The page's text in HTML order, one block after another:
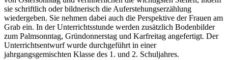
sie schriftlich oder bildnerisch die Auferstehungserzählung
wiedergeben. Sie nehmen dabei auch die Perspektive der Frauen am
Grab ein. In der Unterrichtsstunde werden zusätzlich Bodenbilder
zum Palmsonntag, Gründonnerstag und Karfreitag angefertigt. Der
Unterrichtsentwurf wurde durchgeführt in einer
jahrgangsgemischten Klasse des 1. und 2. Schuljahres.